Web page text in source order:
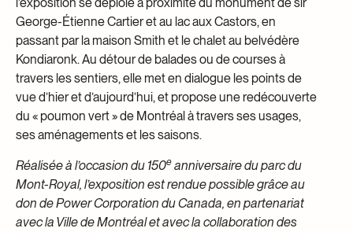
George-Étienne Cartier et au lac aux Castors, en
passant par la maison Smith et le chalet au belvédère
Kondiaronk. Au détour de balades ou de courses à
travers les sentiers, elle met en dialogue les points de
vue d’hier et d’aujourd’hui, et propose une redécouverte
du « poumon vert » de Montréal à travers ses usages,
ses aménagements et les saisons.
Réalisée à l’occasion du 150e anniversaire du parc du
Mont-Royal, l’exposition est rendue possible grâce au
don de Power Corporation du Canada, en partenariat
avec la Ville de Montréal et avec la collaboration des